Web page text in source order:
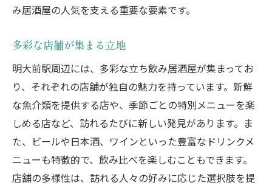
み居酒屋の人気を支える重要な要素です。
多彩な店舗が集まる立地
明大前駅周辺には、多彩な立ち飲み居酒屋が集まってお
り、それぞれの店舗が独自の魅力を持っています。新鮮
な魚介類を提供する店や、季節ごとの特別メニューを楽
しめる店など、訪れるたびに新しい発見があります。ま
た、ビールや日本酒、ワインといった豊富なドリンクメ
ニューも特徴的で、飲み比べを楽しむこともできます。
店舗の多様性は、訪れる人々の好みに応じた選択肢を提